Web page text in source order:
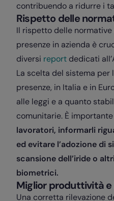
contribuendo a ridurre i
Rispetto delle
Il rispetto delle
presenze in azienda è
diversi report dedicati
La scelta del sistema per
presenze, in Italia e in
alle leggi e a quanto
comunitarie. È importante
lavoratori, informarli
ed evitare l’adozione di
scansione dell’iride o
biometrici.
Miglior produttività e
Una corretta rilevazione